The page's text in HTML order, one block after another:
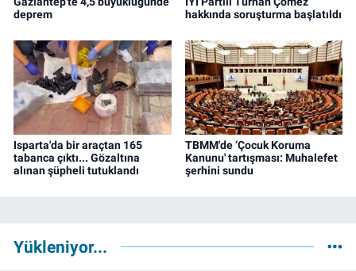
deprem
hakkında soruşturma başlatıldı
Isparta'da bir araçtan 165
tabanca çıktı... Gözaltına
alınan şüpheli tutuklandı
TBMM'de ‘Çocuk Koruma
Kanunu' tartışması: Muhalefet
şerhini sundu
Yükleniyor...